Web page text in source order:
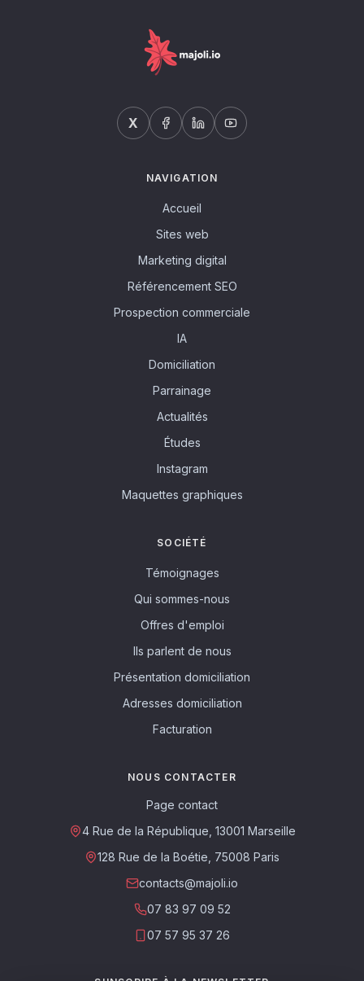
X
NAVIGATION
Accueil
Sites web
Marketing digital
Référencement SEO
Prospection commerciale
IA
Domiciliation
Parrainage
Actualités
Études
Instagram
Maquettes graphiques
SOCIÉTÉ
Témoignages
Qui sommes-nous
Offres d'emploi
Ils parlent de nous
Présentation domiciliation
Adresses domiciliation
Facturation
NOUS CONTACTER
Page contact
4 Rue de la République, 13001 Marseille
128 Rue de la Boétie, 75008 Paris
contacts@majoli.io
07 83 97 09 52
07 57 95 37 26